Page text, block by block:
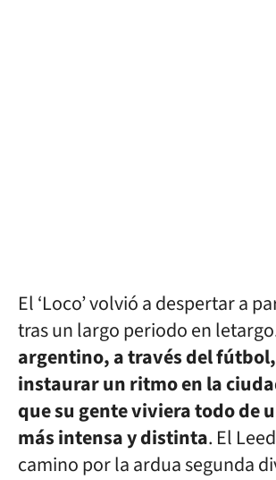
El ‘Loco’ volvió a despertar a
tras un largo periodo en
argentino, a través del
instaurar un ritmo en la
que su gente viviera todo de
más intensa y distinta. El
camino por la ardua segunda